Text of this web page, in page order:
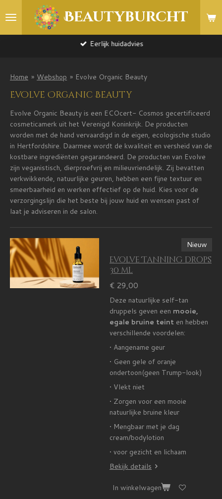
direct
Beautyburcht
Eerlijk huidadvies
Home » Webshop » Evolve Organic Beauty
Evolve Organic Beauty
Evolve Organic Beauty is een ECOcert- Cosmos gecertificeerd
cosmeticamerk uit het Verenigd Koninkrijk. De producten
worden met de hand vervaardigd in de eigen, ecologische studio
in Hertfordshire. Daarmee wordt de kwaliteit en versheid van de
kostbare ingrediënten gegarandeerd. De producten van Evolve
zijn veganistisch, dierproefvrij en milieuvriendelijk. Zij bevatten
verkwikkende, natuurlijke geuren, hebben een fijne textuur en
smeerbaarheid en werken effectief op de huid. Kies voor de
verzorgingslijn die het beste bij jouw huid en wensen past of
laat je adviseren in de salon.
Nieuw
Evolve Tanning drops
30 ml
€ 29,00
Deze natuurlijke self-tan
druppels geven een mooie,
egale bruine teint en hebben
verschillende voordelen:
• Aangename geur
• Geen gele of oranje
ondertoon(geen Trump-look)
• Vlekt niet
• Zorgen voor een mooie
natuurlijke bruine kleur
• Mengbaar met je dag
cream/bodylotion
• voor gezicht en lichaam
Bekijk details
In winkelwagen